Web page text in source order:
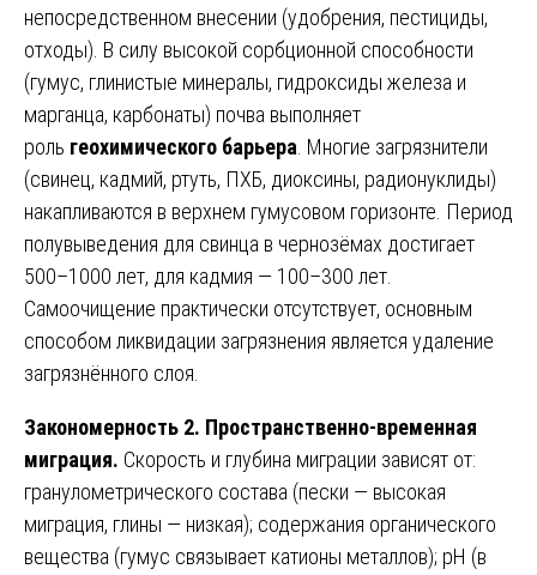
непосредственном внесении (удобрения, пестициды,
отходы). В силу высокой сорбционной способности
(гумус, глинистые минералы, гидроксиды железа и
марганца, карбонаты) почва выполняет
роль геохимического барьера . Многие загрязнители
(свинец, кадмий, ртуть, ПХБ, диоксины, радионуклиды)
накапливаются в верхнем гумусовом горизонте. Период
полувыведения для свинца в чернозёмах достигает
500–1000 лет, для кадмия — 100–300 лет.
Самоочищение практически отсутствует, основным
способом ликвидации загрязнения является удаление
загрязнённого слоя.
Закономерность 2. Пространственно-временная
миграция. Скорость и глубина миграции зависят от:
гранулометрического состава (пески — высокая
миграция, глины — низкая); содержания органического
вещества (гумус связывает катионы металлов); pH (в